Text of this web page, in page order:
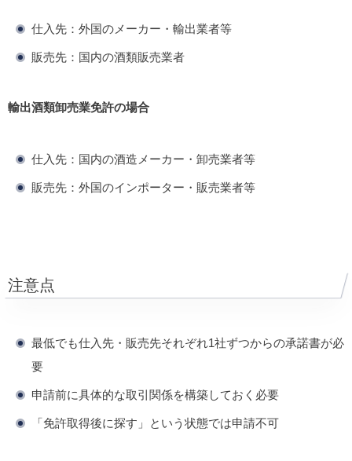
仕入先：外国のメーカー・輸出業者等
販売先：国内の酒類販売業者
輸出酒類卸売業免許の場合
仕入先：国内の酒造メーカー・卸売業者等
販売先：外国のインポーター・販売業者等
注意点
最低でも仕入先・販売先それぞれ1社ずつからの承諾書が必
要
申請前に具体的な取引関係を構築しておく必要
「免許取得後に探す」という状態では申請不可